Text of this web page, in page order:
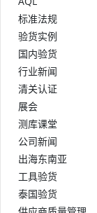
标准法规
验货实例
国内验货
行业新闻
清关认证
展会
测库课堂
公司新闻
出海东南亚
工具验货
泰国验货